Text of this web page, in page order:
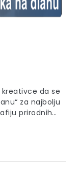
kreativce da se
za najbolju
prirodnih
zagorske